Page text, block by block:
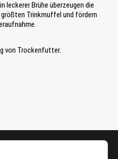
leckerer Brühe überzeugen die
größten Trinkmuffel und fördern
von Trockenfutter.